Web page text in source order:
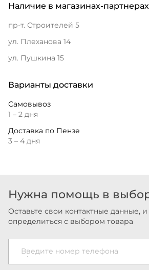
Наличие в магазинах-партнерах
пр-т. Строителей 5
ул. Плеханова 14
ул. Пушкина 15
Варианты доставки
Самовывоз
1 – 2 дня
Доставка по Пензе
3 – 4 дня
Нужна помощь в
Оставьте свои контактные
определиться с выбором товара
Введите номер телефона